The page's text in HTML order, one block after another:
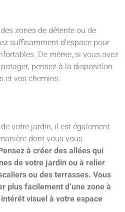
zones de détente ou de
suffisamment d’espace pour
De même, si vous avez
pensez à la disposition
et vos chemins.
votre jardin, il est également
dont vous vous
à créer des allées qui
de votre jardin ou à relier
ou des terrasses. Vous
plus facilement d’une zone à
visuel à votre espace